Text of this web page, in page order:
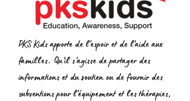
PKS Kids apporte de l'espoir et de l'aide aux
familles. Qu'il s'agisse de partager des
informations et du soutien ou de fournir des
subventions pour l'équipement et les thérapies,